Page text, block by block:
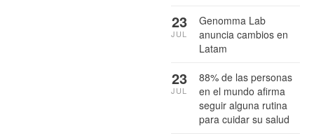
Genomma Lab
anuncia cambios en
Latam
23
JUL
88% de las personas
en el mundo afirma
seguir alguna rutina
para cuidar su salud
23
JUL